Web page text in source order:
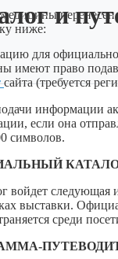
ниже: и
для
имеют право
сайта (требуется
информации
если она
символов.
войдет
выставки.
среди